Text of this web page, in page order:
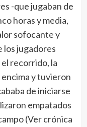
-que jugaban de
horas y media,
sofocante y
los jugadores
recorrido, la
y tuvieron
de iniciarse
empatados
(Ver crónica